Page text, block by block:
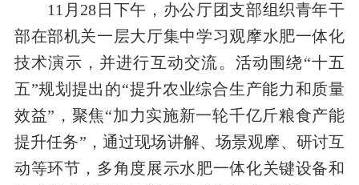
11月28日下午，办公厅团支部组织青年干
部在部机关一层大厅集中学习观摩水肥一体化
技术演示，并进行互动交流。活动围绕“十五
五”规划提出的“提升农业综合生产能力和质量
效益”，聚焦“加力实施新一轮千亿斤粮食产能
提升任务”， 通过现场讲解、场景观摩、研讨互
动等环节，多角度展示水肥一体化关键设备和